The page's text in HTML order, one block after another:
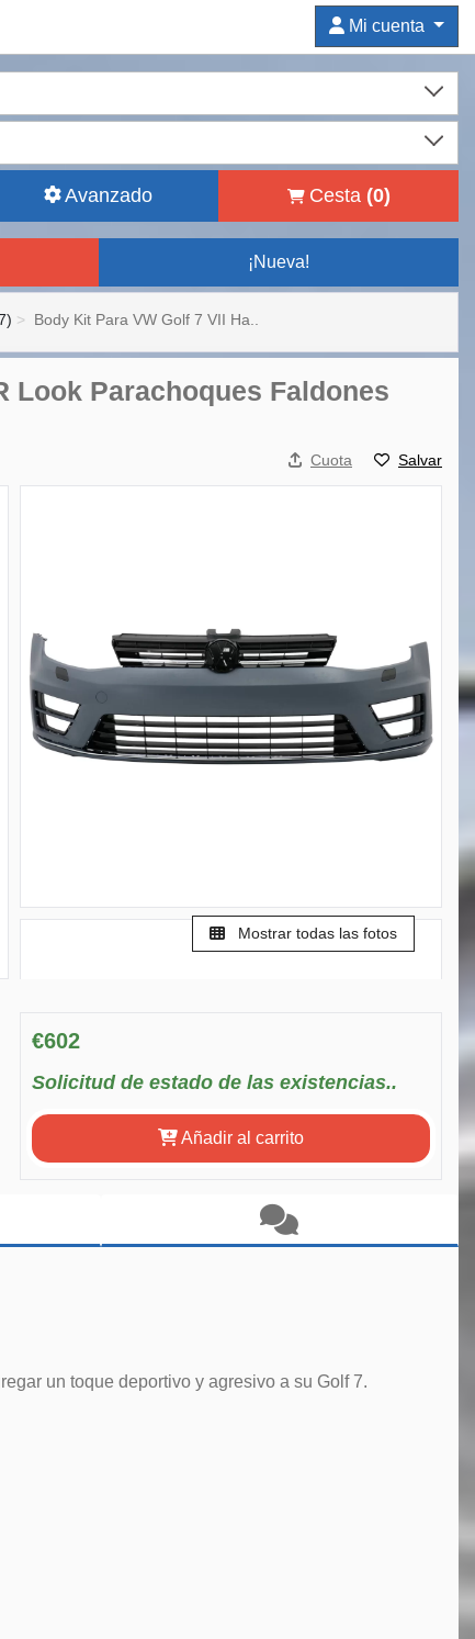
Mi cuenta
Avanzado Cesta (0)
¡Nueva!
Body Kit Para VW Golf 7 VII Ha..
Look Parachoques Faldones
Cuota Salvar
Mostrar todas las fotos
€602
Solicitud de estado de las existencias..
Añadir al carrito
un toque deportivo y agresivo a su Golf 7.